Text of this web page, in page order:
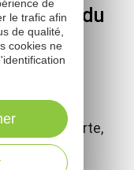
Musée du
découverte,
de la
de
le trafic afin
de qualité,
cookies ne